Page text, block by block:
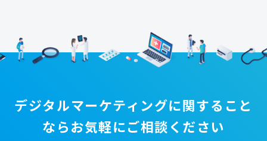
デジタルマーケティングに関すること
ならお気軽にご相談ください